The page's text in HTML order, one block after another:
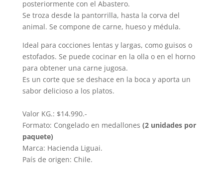
posteriormente con el Abastero.
Se troza desde la pantorrilla, hasta la corva del
animal. Se compone de carne, hueso y médula.
Ideal para cocciones lentas y largas, como guisos o
estofados. Se puede cocinar en la olla o en el horno
para obtener una carne jugosa.
Es un corte que se deshace en la boca y aporta un
sabor delicioso a los platos.
Valor KG.: $14.990.-
Formato: Congelado en medallones (2 unidades por
paquete)
Marca: Hacienda Liguai.
País de origen: Chile.